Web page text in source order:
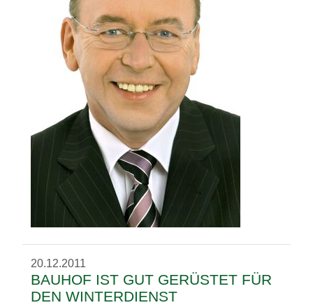
20.12.2011
BAUHOF IST GUT GERÜSTET FÜR
DEN WINTERDIENST